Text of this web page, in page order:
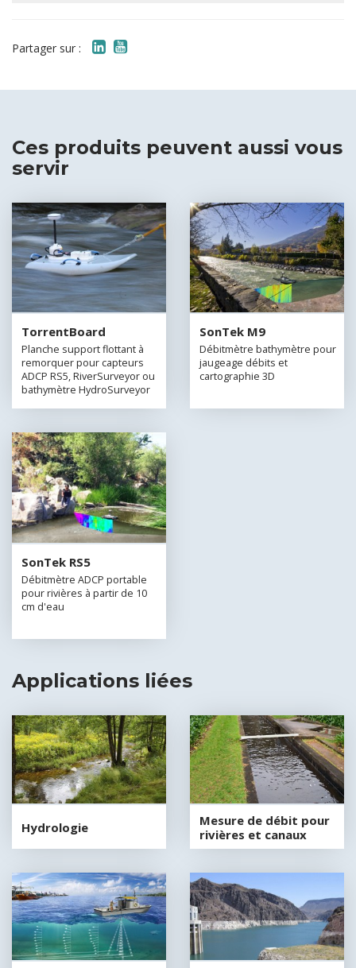
Partager sur :
Ces produits peuvent aussi vous
servir
TorrentBoard
Planche support flottant à
remorquer pour capteurs
ADCP RS5, RiverSurveyor ou
bathymètre HydroSurveyor
SonTek M9
Débitmètre bathymètre pour
jaugeage débits et
cartographie 3D
SonTek RS5
Débitmètre ADCP portable
pour rivières à partir de 10
cm d'eau
Applications liées
Hydrologie
Mesure de débit pour
rivières et canaux